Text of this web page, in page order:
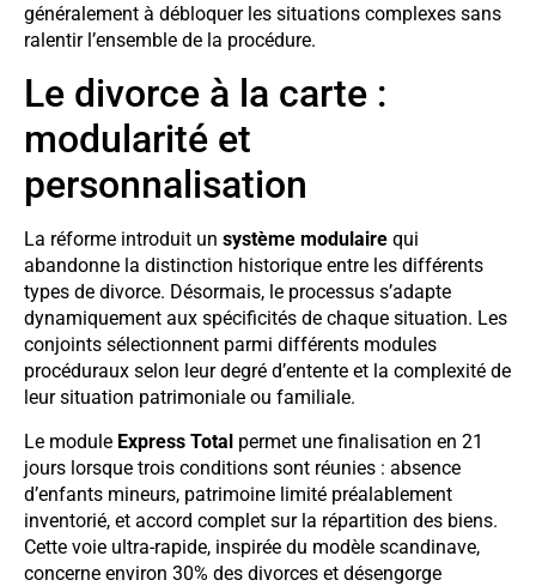
généralement à débloquer les situations complexes sans
ralentir l’ensemble de la procédure.
Le divorce à la carte :
modularité et
personnalisation
La réforme introduit un système modulaire qui
abandonne la distinction historique entre les différents
types de divorce. Désormais, le processus s’adapte
dynamiquement aux spécificités de chaque situation. Les
conjoints sélectionnent parmi différents modules
procéduraux selon leur degré d’entente et la complexité de
leur situation patrimoniale ou familiale.
Le module Express Total permet une finalisation en 21
jours lorsque trois conditions sont réunies : absence
d’enfants mineurs, patrimoine limité préalablement
inventorié, et accord complet sur la répartition des biens.
Cette voie ultra-rapide, inspirée du modèle scandinave,
concerne environ 30% des divorces et désengorge